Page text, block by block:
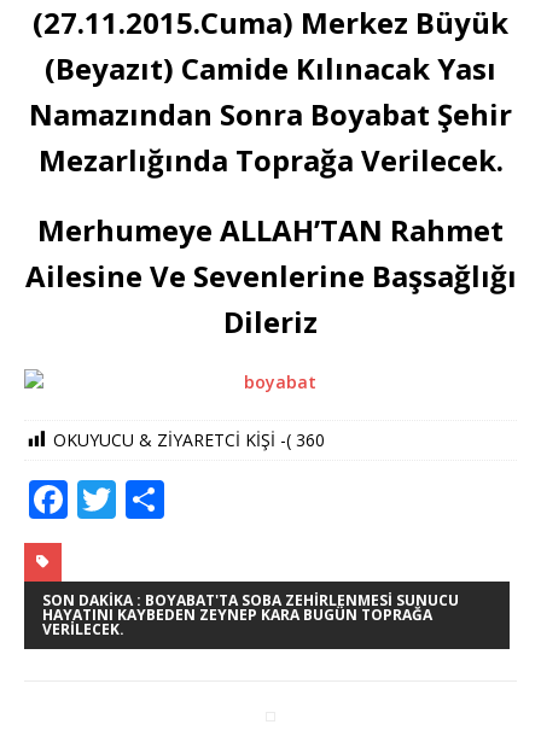
(27.11.2015.Cuma) Merkez Büyük
(Beyazıt) Camide Kılınacak Yası
Namazından Sonra Boyabat Şehir
Mezarlığında Toprağa Verilecek.
Merhumeye ALLAH’TAN Rahmet
Ailesine Ve Sevenlerine Başsağlığı
Dileriz
OKUYUCU & ZİYARETCİ KİŞİ -( 360
F
c
e
b
T
it
te
r
ar
e
SON DAKIKA : BOYABAT'TA SOBA ZEHIRLENMESI SUNUCU
HAYATINI KAYBEDEN ZEYNEP KARA BUGÜN TOPRAĞA
VERILECEK.